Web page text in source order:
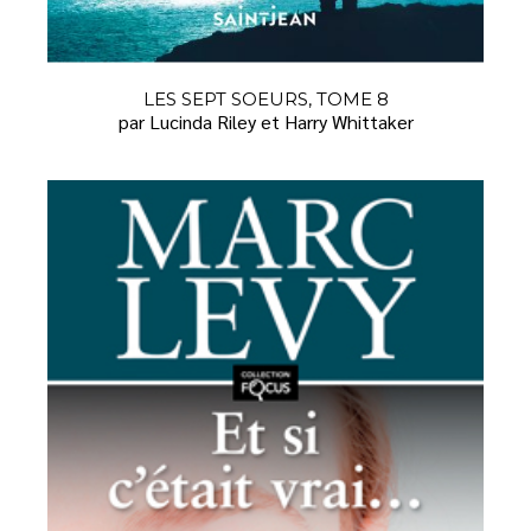
LES SEPT SOEURS, TOME 8
par Lucinda Riley et Harry Whittaker